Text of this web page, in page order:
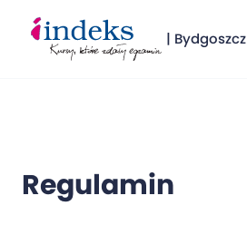
| Bydgoszcz
Regulamin